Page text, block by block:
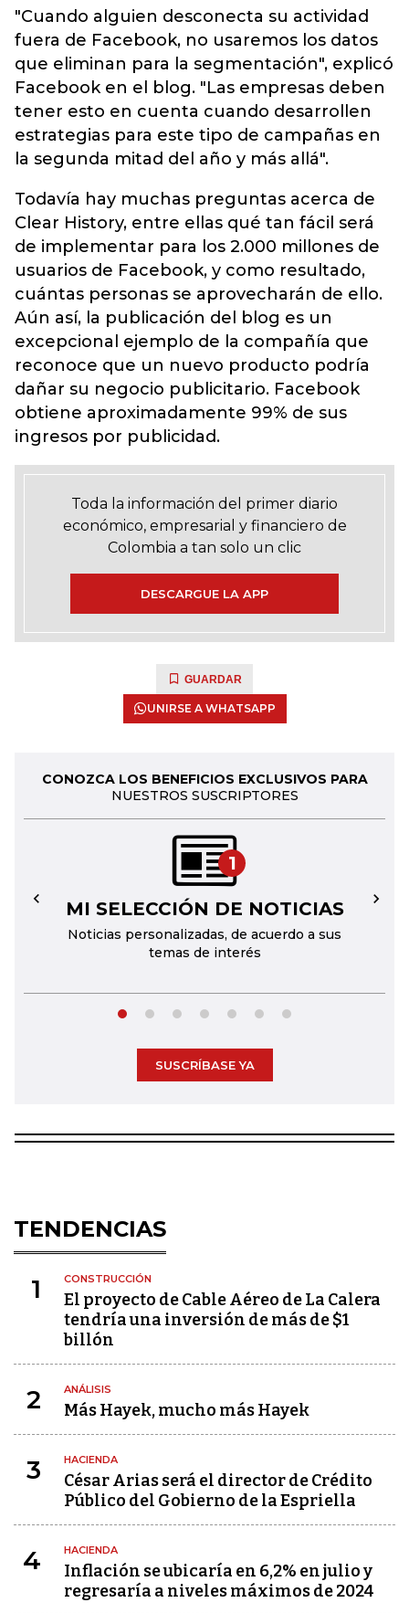
"Cuando alguien desconecta su actividad
fuera de Facebook, no usaremos los datos
que eliminan para la segmentación", explicó
Facebook en el blog. "Las empresas deben
tener esto en cuenta cuando desarrollen
estrategias para este tipo de campañas en
la segunda mitad del año y más allá".
Todavía hay muchas preguntas acerca de
Clear History, entre ellas qué tan fácil será
de implementar para los 2.000 millones de
usuarios de Facebook, y como resultado,
cuántas personas se aprovecharán de ello.
Aún así, la publicación del blog es un
excepcional ejemplo de la compañía que
reconoce que un nuevo producto podría
dañar su negocio publicitario. Facebook
obtiene aproximadamente 99% de sus
ingresos por publicidad.
Toda la información del primer diario
económico, empresarial y financiero de
Colombia a tan solo un clic
DESCARGUE LA APP
GUARDAR
UNIRSE A WHATSAPP
CONOZCA LOS BENEFICIOS EXCLUSIVOS PARA
NUESTROS SUSCRIPTORES
1
MI SELECCIÓN DE NOTICIAS
Noticias personalizadas, de acuerdo a sus
temas de interés
← →
SUSCRÍBASE YA
TENDENCIAS
1 CONSTRUCCIÓN
El proyecto de Cable Aéreo de La Calera
tendría una inversión de más de $1
billón
2 ANÁLISIS
Más Hayek, mucho más Hayek
3 HACIENDA
César Arias será el director de Crédito
Público del Gobierno de la Espriella
4 HACIENDA
Inflación se ubicaría en 6,2% en julio y
regresaría a niveles máximos de 2024